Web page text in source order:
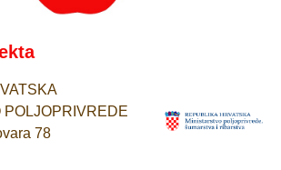
POLJOPRIVREDE
78